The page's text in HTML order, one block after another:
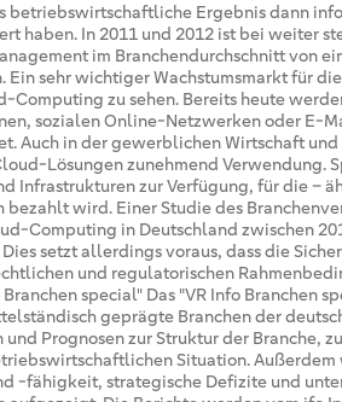
betriebswirtschaftliche Ergebnis dann
haben. In 2011 und 2012 ist bei weiter
im Branchendurchschnitt von
Ein sehr wichtiger Wachstumsmarkt für
Computing zu sehen. Bereits heute
sozialen Online-Netzwerken oder E-
Auch in der gewerblichen Wirtschaft
Lösungen zunehmend Verwendung.
Infrastrukturen zur Verfügung, für die –
bezahlt wird. Einer Studie des
Computing in Deutschland zwischen
setzt allerdings voraus, dass die
und regulatorischen
special" Das "VR Info Branchen
geprägte Branchen der
Prognosen zur Struktur der Branche,
Situation. Außerdem
-fähigkeit, strategische Defizite und